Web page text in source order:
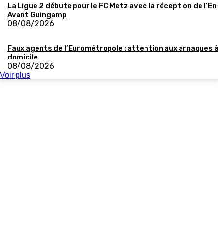
La Ligue 2 débute pour le FC Metz avec la réception de l’En
Avant Guingamp
08/08/2026
Faux agents de l’Eurométropole : attention aux arnaques à
domicile
08/08/2026
Voir plus